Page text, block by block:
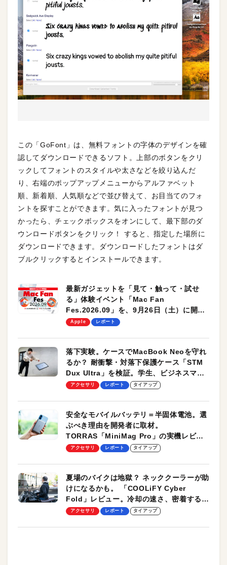
この「GoFont」は、無料フォントの字体のデザインを確
認してダウンロードできるソフト。上部のボタンをクリ
ックしてフォントのスタイルや太さなどを絞り込んだ
り、右端のポップアップメニューからアルファベット
順、新着順、人気順などで並び替えて、お目当てのフォ
ントを探すことができます。気に入ったフォントが見つ
かったら、チェックボックスをオンにして、最下部のダ
ウンロードボタンをクリック！ すると、指定した場所に
ダウンロードできます。ダウンロードしたフォントはダ
ブルクリックするとインストールできます。
最新ガジェットを「見て・触って・試せ
る」体験イベント「Mac Fan
Fes.2026.09」を、9月26日（土）に開催
します！
Apple レポート
落下実験。ケースでMacBook Neoを守れ
るか？ 耐衝撃・対落下保護ケース「STM
Dux Ultra」を検証。学生、ビジネスマン
のモバイルユースに最適！
アクセサリ レポート タイアップ
安全なモバイルバッテリ＝半固体電池。選
ぶべき理由を開発者に取材。
TORRAS「MiniMag Pro」の実機レビュ
ーも
アクセサリ レポート タイアップ
夏場のバイクは地獄？ ネッククーラーが助
けになるかも。 「COOLiFY Cyber
Fold」レビュー。冷却の速さ、密着する冷
却プレート、シンプルな操作性がグッド！
アクセサリ レポート タイアップ